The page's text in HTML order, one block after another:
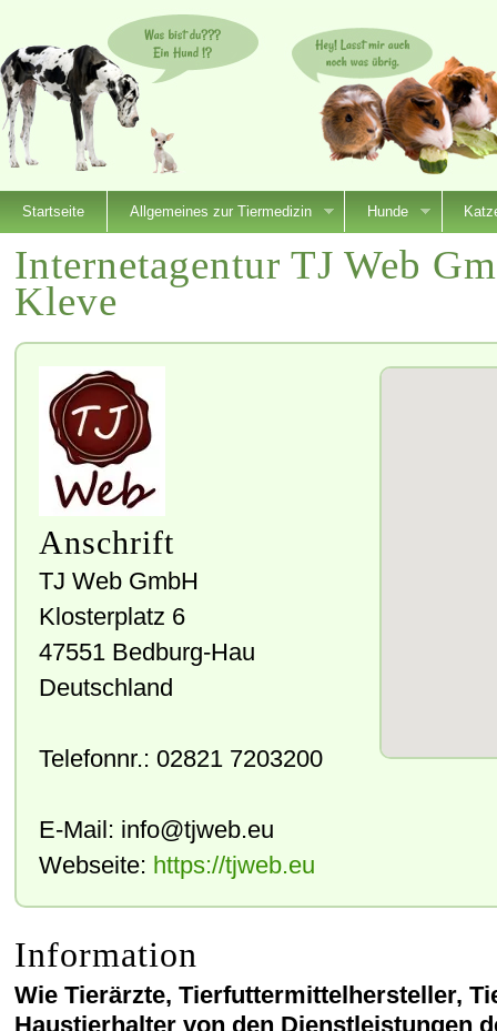
Startseite Allgemeines zur Tiermedizin Hunde
Internetagentur TJ Web
Kleve
Anschrift
TJ Web GmbH
Klosterplatz 6
47551 Bedburg-Hau
Deutschland
Telefonnr.: 02821 7203200
E-Mail: info@tjweb.eu
Webseite: https://tjweb.eu
Information
Wie Tierärzte, Tierfuttermittelhersteller,
Haustierhalter von den Dienstleistungen